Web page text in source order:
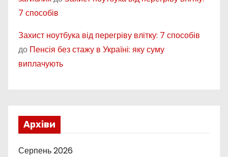
7 способів
Захист ноутбука від перегріву влітку: 7 способів
до Пенсія без стажу в Україні: яку суму
виплачують
Архіви
Серпень 2026